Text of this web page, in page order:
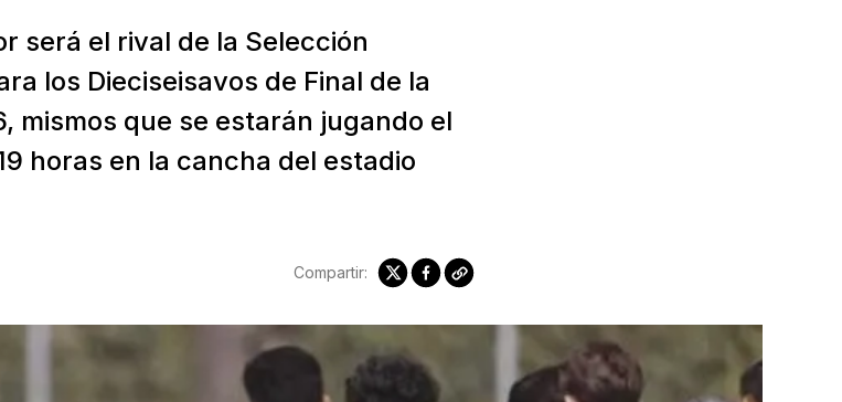
será el rival de la Selección
los Dieciseisavos de Final de la
mismos que se estarán jugando el
horas en la cancha del estadio
Compartir: